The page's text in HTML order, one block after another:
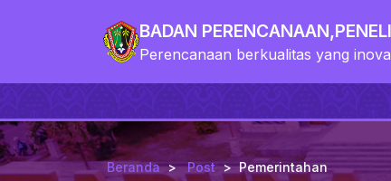
BADAN
Perencanaan berkualitas yang
Beranda Post Pemerintahan